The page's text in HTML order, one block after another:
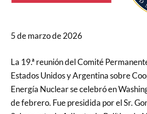
5 de marzo de 2026
La 19.ª reunión del Comité
Estados Unidos y Argentina sobre
Energía Nuclear se celebró en
de febrero. Fue presidida por el Sr.